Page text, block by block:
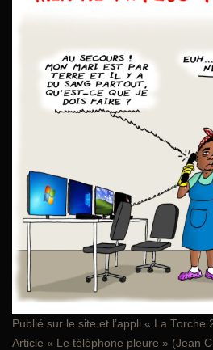
Publié sur le site et l’appli « La Torche
Article « Le téléphone pleure » (Jean